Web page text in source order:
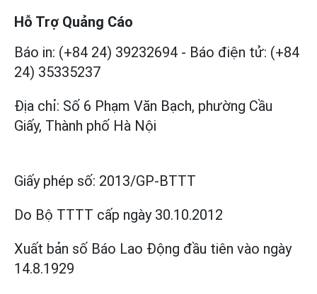
Hỗ Trợ Quảng Cáo
Báo in: (+84 24) 39232694 - Báo điện tử: (+84
24) 35335237
Địa chỉ: Số 6 Phạm Văn Bạch, phường Cầu
Giấy, Thành phố Hà Nội
Giấy phép số: 2013/GP-BTTT
Do Bộ TTTT cấp ngày 30.10.2012
Xuất bản số Báo Lao Động đầu tiên vào ngày
14.8.1929